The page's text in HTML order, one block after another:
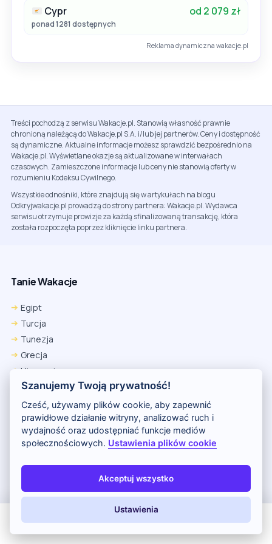
Cypr od 2 079 zł
ponad 1281 dostępnych
Reklama dynamiczna wakacje.pl
Treści pochodzą z serwisu Wakacje.pl. Stanowią własność prawnie
chronioną należącą do Wakacje.pl S.A. i/lub jej partnerów. Ceny i dostępność
są dynamiczne. Aktualne informacje możesz sprawdzić bezpośrednio na
Wakacje.pl. Wyświetlane okazje są aktualizowane w interwałach
czasowych. Zamieszczone informacje lub ceny nie stanowią oferty w
rozumieniu Kodeksu Cywilnego.
Wszystkie odnośniki, które znajdują się w artykułach na blogu
Odkryjwakacje.pl prowadzą do strony partnera: Wakacje.pl. Wydawca
serwisu otrzymuje prowizje za każdą sfinalizowaną transakcję, która
została rozpoczęta poprzez kliknięcie linku partnera.
Tanie Wakacje
Egipt
Turcja
Tunezja
Grecja
Hiszpania
Cypr
Kenia
Wakacje All Inclusive
Wakacje Last Minute
Last Minute wylot jutro
Last Minute wylot pojutrze
Przedsprzedaż LATO 2026
Egzotyka
Szanujemy Twoją prywatność!
Cześć, używamy plików cookie, aby zapewnić
prawidłowe działanie witryny, analizować ruch i
wydajność oraz udostępniać funkcje mediów
społecznościowych. Ustawienia plików cookie
Akceptuj wszystko
Ustawienia